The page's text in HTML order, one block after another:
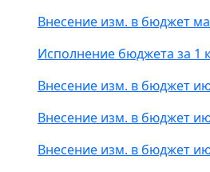
Внесение изм. в бюджет
Исполнение бюджета за 1
Внесение изм. в бюджет
Внесение изм. в бюджет
Внесение изм. в бюджет